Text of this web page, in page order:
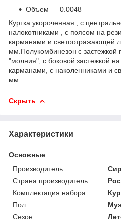
Объем — 0.0048
Куртка укороченная ; с
налокотниками , с поясом на
карманами и светоотражающей
мм.Полукомбинезон с застежкой
"молния", с боковой застежкой
карманами, с наколенниками и
мм.
Скрыть
Характеристики
Основные
Производитель
Страна производитель
Комплектация набора
Пол
Сезон